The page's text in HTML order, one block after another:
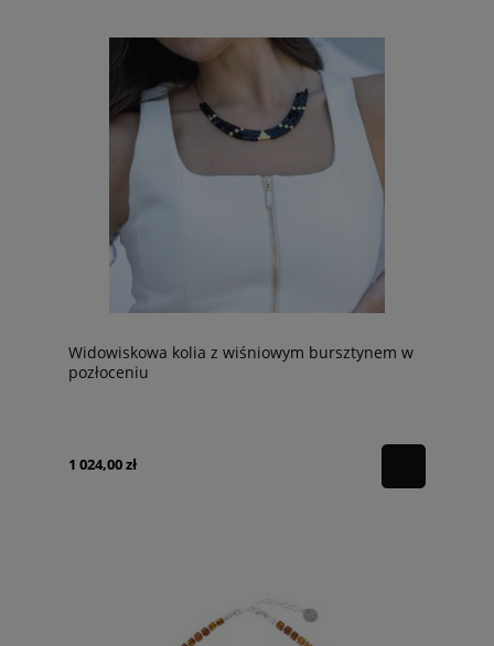
Widowiskowa kolia z wiśniowym bursztynem w
pozłoceniu
1 024,00 zł